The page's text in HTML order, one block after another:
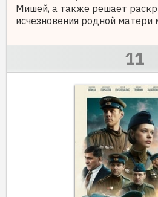
Мишей, а также решает
исчезновения родной матери